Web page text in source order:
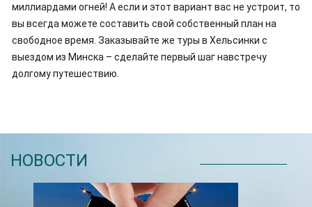
миллиардами огней! А если и этот вариант вас не устроит, то
вы всегда можете составить свой собственный план на
свободное время. Заказывайте же туры в Хельсинки с
выездом из Минска – сделайте первый шаг навстречу
долгому путешествию.
НОВОСТИ